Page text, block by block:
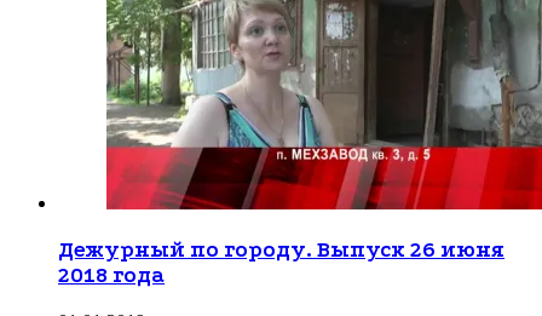
Дежурный по городу. Выпуск 26 июня
2018 года